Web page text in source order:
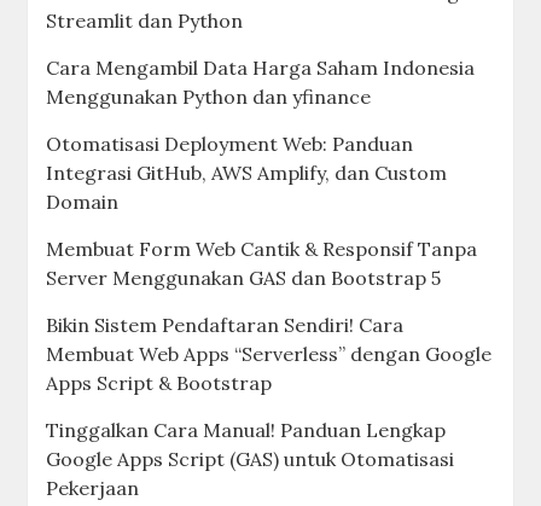
Streamlit dan Python
Cara Mengambil Data Harga Saham Indonesia
Menggunakan Python dan yfinance
Otomatisasi Deployment Web: Panduan
Integrasi GitHub, AWS Amplify, dan Custom
Domain
Membuat Form Web Cantik & Responsif Tanpa
Server Menggunakan GAS dan Bootstrap 5
Bikin Sistem Pendaftaran Sendiri! Cara
Membuat Web Apps “Serverless” dengan Google
Apps Script & Bootstrap
Tinggalkan Cara Manual! Panduan Lengkap
Google Apps Script (GAS) untuk Otomatisasi
Pekerjaan